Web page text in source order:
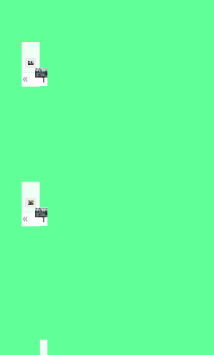
« ‹
« ‹